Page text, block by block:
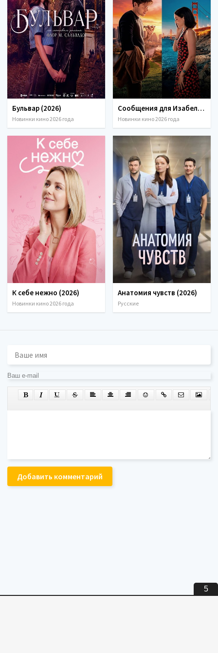
Бульвар (2026)
Новинки кино 2026 года
Сообщения для Изабель (2026)
Новинки кино 2026 года
К себе нежно (2026)
Новинки кино 2026 года
Анатомия чувств (2026)
Русские
Добавить комментарий
5